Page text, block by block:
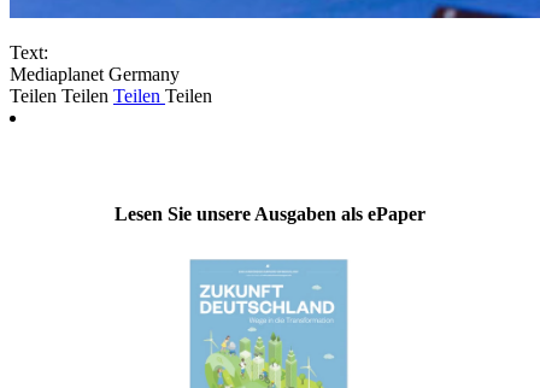
Text:
Mediaplanet Germany
Teilen Teilen Teilen Teilen
Lesen Sie unsere Ausgaben als ePaper